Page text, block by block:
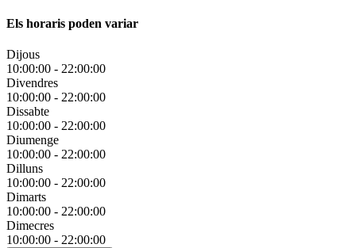
Els horaris poden variar
Dijous
10:00:00 - 22:00:00
Divendres
10:00:00 - 22:00:00
Dissabte
10:00:00 - 22:00:00
Diumenge
10:00:00 - 22:00:00
Dilluns
10:00:00 - 22:00:00
Dimarts
10:00:00 - 22:00:00
Dimecres
10:00:00 - 22:00:00